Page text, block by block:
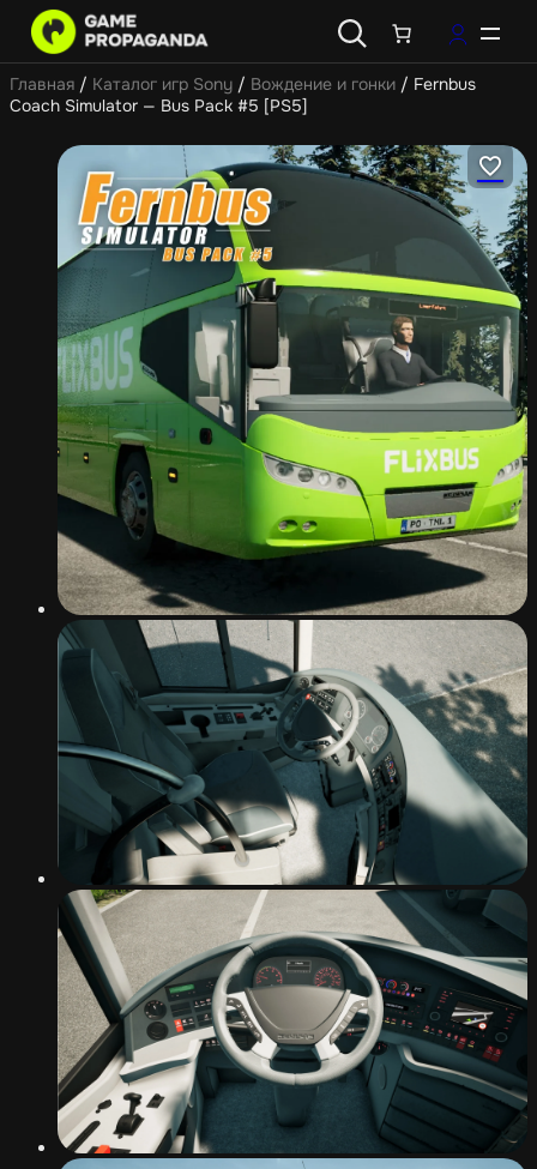
Главная / Каталог игр Sony / Вождение и гонки / Fernbus
Coach Simulator — Bus Pack #5 [PS5]